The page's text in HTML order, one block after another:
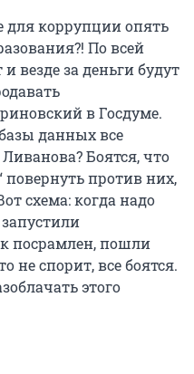
гибели. Причиной
и науки РФ, которое
от лучшего в мире
ничего не осталось.
Детские школы
причинам отнесены к
образования и
положении.
распоряжения
последние годы в
в тексте
при
тем временем
для научных
соискания научной
ни одного
а в 2012-м напечатал
у него была
Как указывает
в его автореферате
год) грешила тем,
указан не личный,
По данным
для коррупции опять
По всей
везде за деньги будут
в Госдуме.
данных все
Боятся, что
против них,
схема: когда надо
посрамлен, пошли
не спорит, все боятся.
этого